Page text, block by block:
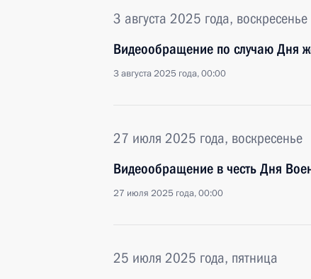
3 августа 2025 года, воскресенье
Видеообращение по случаю Дня
3 августа 2025 года, 00:00
27 июля 2025 года, воскресенье
Видеообращение в честь Дня
27 июля 2025 года, 00:00
25 июля 2025 года, пятница